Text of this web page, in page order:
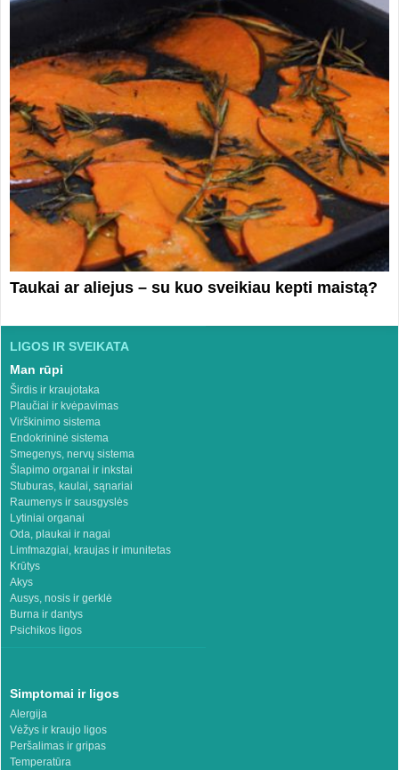
Taukai ar aliejus – su kuo sveikiau kepti maistą?
LIGOS IR SVEIKATA
Man rūpi
Širdis ir kraujotaka
Plaučiai ir kvėpavimas
Virškinimo sistema
Endokrininė sistema
Smegenys, nervų sistema
Šlapimo organai ir inkstai
Stuburas, kaulai, sąnariai
Raumenys ir sausgyslės
Lytiniai organai
Oda, plaukai ir nagai
Limfmazgiai, kraujas ir imunitetas
Krūtys
Akys
Ausys, nosis ir gerklė
Burna ir dantys
Psichikos ligos
Simptomai ir ligos
Alergija
Vėžys ir kraujo ligos
Peršalimas ir gripas
Temperatūra